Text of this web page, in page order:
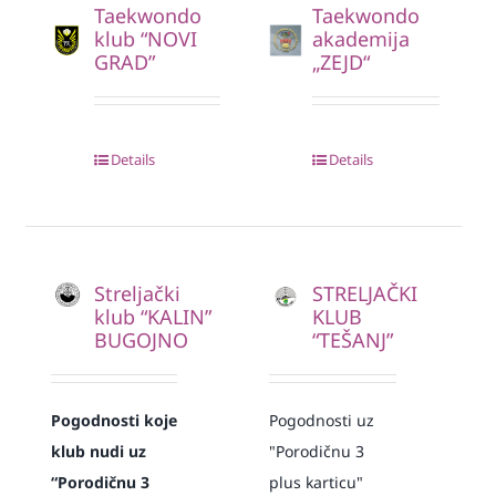
Taekwondo
klub “NOVI
GRAD”
Details
Taekwondo
akademija
„ZEJD“
Details
Streljački
klub “KALIN”
BUGOJNO
Pogodnosti koje
klub nudi uz
“Porodičnu 3
STRELJAČKI
KLUB
“TEŠANJ”
Pogodnosti uz
"Porodičnu 3
plus karticu"